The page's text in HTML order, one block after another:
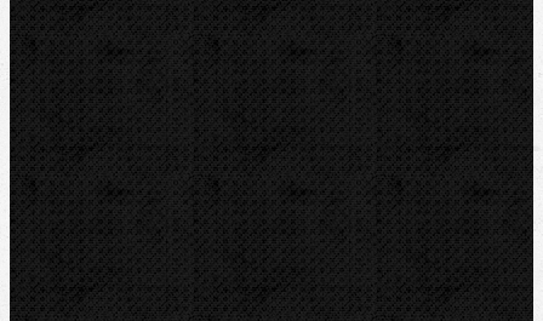
Příslušenství
Transportní boxy
Značky
BernzOmatiC
CBC